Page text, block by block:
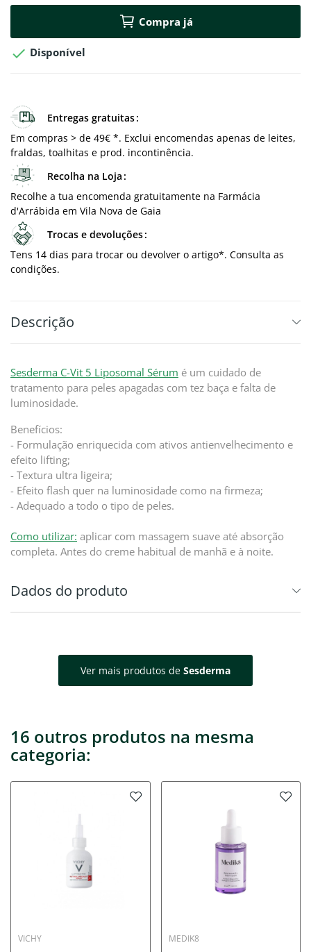
Compra já
 Disponível
Entregas gratuitas
Em compras > de 49€ *. Exclui encomendas apenas de leites,
fraldas, toalhitas e prod. incontinência.
Recolha na Loja
Recolhe a tua encomenda gratuitamente na Farmácia
d'Arrábida em Vila Nova de Gaia
Trocas e devoluções
Tens 14 dias para trocar ou devolver o artigo*. Consulta as
condições.
Descrição
Sesderma C-Vit 5 Liposomal Sérum é um cuidado de
tratamento para peles apagadas com tez baça e falta de
luminosidade.
Benefícios:
- Formulação enriquecida com ativos antienvelhecimento e
efeito lifting;
- Textura ultra ligeira;
- Efeito flash quer na luminosidade como na firmeza;
- Adequado a todo o tipo de peles.
Como utilizar: aplicar com massagem suave até absorção
completa. Antes do creme habitual de manhã e à noite.
Dados do produto
Ver mais produtos de Sesderma
16 outros produtos na mesma
categoria:
VICHY MEDIK8